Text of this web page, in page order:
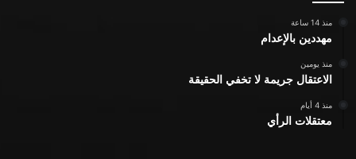
منذ 14 ساعة
مهددين بالإعدام
منذ يومين
الاعتقال جريمة لا تخفي الحقيقة
منذ 4 أيام
معتقلات الرأي